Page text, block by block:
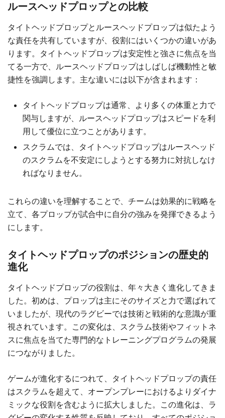
ルースヘッドプロップとの比較
タイトヘッドプロップとルースヘッドプロップは似たよう
な責任を共有していますが、役割にはいくつかの違いがあ
ります。タイトヘッドプロップは安定性と強さに焦点を当
てる一方で、ルースヘッドプロップはしばしば機動性と敏
捷性を強調します。主な違いには以下が含まれます：
タイトヘッドプロップは通常、より多くの体重と力で
関与しますが、ルースヘッドプロップはスピードを利
用して優位に立つことがあります。
スクラムでは、タイトヘッドプロップはルースヘッド
のスクラムを不安定にしようとする努力に対抗しなけ
ればなりません。
これらの違いを理解することで、チームは効果的に戦略を
立て、各プロップが試合中に自分の強みを発揮できるよう
にします。
タイトヘッドプロップのポジションの歴史的
進化
タイトヘッドプロップの役割は、年々大きく進化してきま
した。初めは、プロップは主にそのサイズと力で選ばれて
いましたが、現代のラグビーでは技術と戦術的な意識が重
視されています。この変化は、スクラム技術やフィットネ
スに焦点を当てた専門的なトレーニングプログラムの発展
につながりました。
ゲームが進化するにつれて、タイトヘッドプロップの責任
はスクラムを超えて、オープンプレーにおけるよりダイナ
ミックな役割を含むように拡大しました。この進化は、ラ